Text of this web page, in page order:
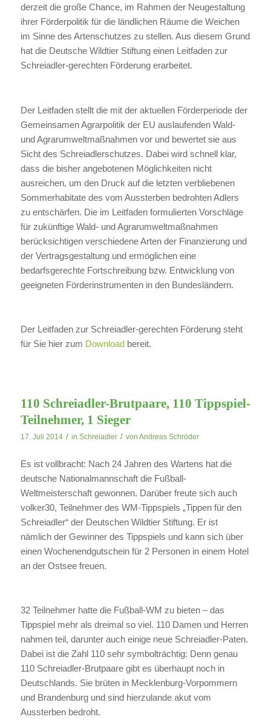
derzeit die große Chance, im Rahmen der Neugestaltung
ihrer Förderpolitik für die ländlichen Räume die Weichen
im Sinne des Artenschutzes zu stellen. Aus diesem Grund
hat die Deutsche Wildtier Stiftung einen Leitfaden zur
Schreiadler-gerechten Förderung erarbeitet.
Der Leitfaden stellt die mit der aktuellen Förderperiode der
Gemeinsamen Agrarpolitik der EU auslaufenden Wald-
und Agrarumweltmaßnahmen vor und bewertet sie aus
Sicht des Schreiadlerschutzes. Dabei wird schnell klar,
dass die bisher angebotenen Möglichkeiten nicht
ausreichen, um den Druck auf die letzten verbliebenen
Sommerhabitate des vom Aussterben bedrohten Adlers
zu entschärfen. Die im Leitfaden formulierten Vorschläge
für zukünftige Wald- und Agrarumweltmaßnahmen
berücksichtigen verschiedene Arten der Finanzierung und
der Vertragsgestaltung und ermöglichen eine
bedarfsgerechte Fortschreibung bzw. Entwicklung von
geeigneten Förderinstrumenten in den Bundesländern.
Der Leitfaden zur Schreiadler-gerechten Förderung steht
für Sie hier zum Downloadbereit.
110 Schreiadler-Brutpaare, 110 Tippspiel-
Teilnehmer, 1 Sieger
17. Juli 2014 / in Schreiadler / von Andreas Schröder
Es ist vollbracht: Nach 24 Jahren des Wartens hat die
deutsche Nationalmannschaft die Fußball-
Weltmeisterschaft gewonnen. Darüber freute sich auch
volker30, Teilnehmer des WM-Tippspiels „Tippen für den
Schreiadler“ der Deutschen Wildtier Stiftung. Er ist
nämlich der Gewinner des Tippspiels und kann sich über
einen Wochenendgutschein für 2 Personen in einem Hotel
an der Ostsee freuen.
32 Teilnehmer hatte die Fußball-WM zu bieten – das
Tippspiel mehr als dreimal so viel. 110 Damen und Herren
nahmen teil, darunter auch einige neue Schreiadler-Paten.
Dabei ist die Zahl 110 sehr symbolträchtig: Denn genau
110 Schreiadler-Brutpaare gibt es überhaupt noch in
Deutschlands. Sie brüten in Mecklenburg-Vorpommern
und Brandenburg und sind hierzulande akut vom
Aussterben bedroht.